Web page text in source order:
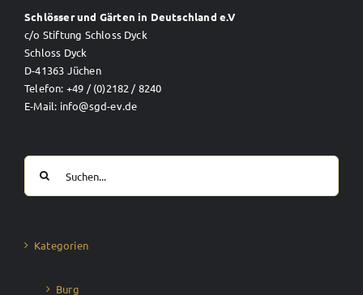
Schlösser und Gärten in Deutschland e.V
c/o Stiftung Schloss Dyck
Schloss Dyck
D-41363 Jüchen
Telefon: +49 / (0)2182 / 8240
E-Mail: info@sgd-ev.de
Suche
nach:
Kategorien
Burg